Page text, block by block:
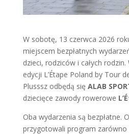
W sobotę, 13 czerwca 2026
miejscem bezpłatnych
dzieci, rodziców i całych
edycji L’Étape Poland by Tour
Plusssz odbędą się ALAB
dziecięce zawody rowerowe
Oba wydarzenia są bezpłatne.
przygotowali program zarówno